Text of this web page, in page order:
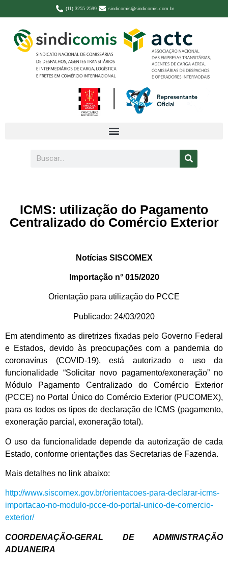
(11) 3255-2599 sindicomis@sindicomis.com.br
ICMS: utilização do Pagamento
Centralizado do Comércio Exterior
Notícias SISCOMEX
Importação n° 015/2020
Orientação para utilização do PCCE
Publicado: 24/03/2020
Em atendimento as diretrizes fixadas pelo Governo Federal
e Estados, devido às preocupações com a pandemia do
coronavírus (COVID-19), está autorizado o uso da
funcionalidade “Solicitar novo pagamento/exoneração” no
Módulo Pagamento Centralizado do Comércio Exterior
(PCCE) no Portal Único do Comércio Exterior (PUCOMEX),
para os todos os tipos de declaração de ICMS (pagamento,
exoneração parcial, exoneração total).
O uso da funcionalidade depende da autorização de cada
Estado, conforme orientações das Secretarias de Fazenda.
Mais detalhes no link abaixo:
http://www.siscomex.gov.br/orientacoes-para-declarar-icms-
importacao-no-modulo-pcce-do-portal-unico-de-comercio-
exterior/
COORDENAÇÃO-GERAL DE ADMINISTRAÇÃO
ADUANEIRA